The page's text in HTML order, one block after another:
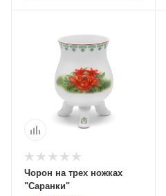
Чорон на трех ножках
"Саранки"